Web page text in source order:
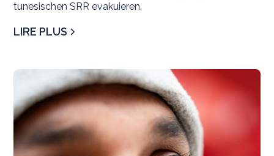
tunesischen SRR evakuieren.
LIRE PLUS